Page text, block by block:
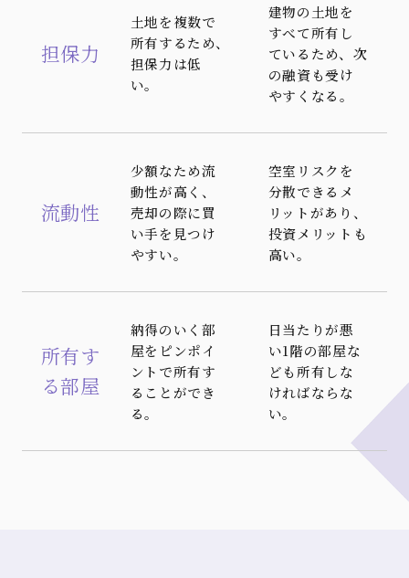
担保力
土地を複数で
所有するため、
担保力は低
い。
建物の土地を
すべて所有し
ているため、次
の融資も受け
やすくなる。
流動性
少額なため流
動性が高く、
売却の際に買
い手を見つけ
やすい。
空室リスクを
分散できるメ
リットがあり、
投資メリットも
高い。
所有す
る部屋
納得のいく部
屋をピンポイ
ントで所有す
ることができ
る。
日当たりが悪
い1階の部屋な
ども所有しな
ければならな
い。